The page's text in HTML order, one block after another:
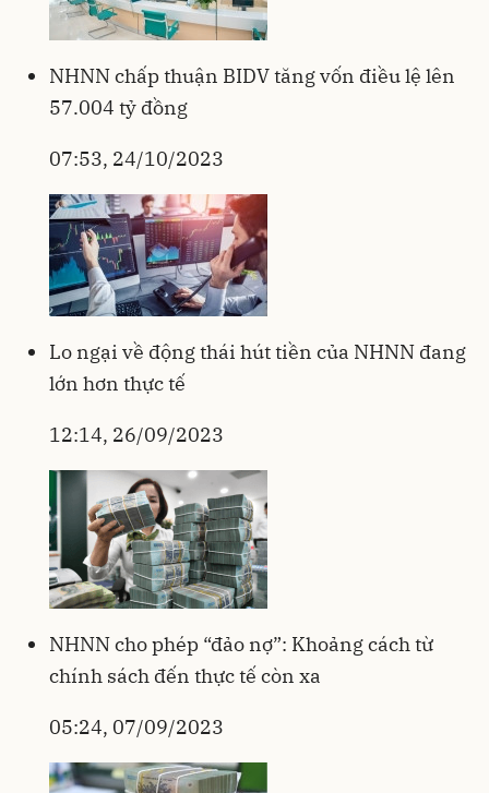
NHNN chấp thuận BIDV tăng vốn điều lệ lên
57.004 tỷ đồng
07:53, 24/10/2023
Lo ngại về động thái hút tiền của NHNN đang
lớn hơn thực tế
12:14, 26/09/2023
NHNN cho phép “đảo nợ”: Khoảng cách từ
chính sách đến thực tế còn xa
05:24, 07/09/2023